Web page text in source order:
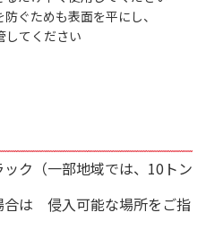
ぐためも表面を平にし、
てください
ク（一部地域では、10トン
合は 侵入可能な場所をご指